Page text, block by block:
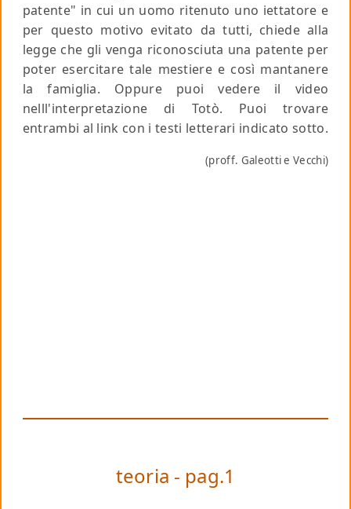
patente" in cui un uomo ritenuto uno iettatore e
per questo motivo evitato da tutti, chiede alla
legge che gli venga riconosciuta una patente per
poter esercitare tale mestiere e così mantanere
la famiglia. Oppure puoi vedere il video
nelll'interpretazione di Totò. Puoi trovare
entrambi al link con i testi letterari indicato sotto.
(proff. Galeotti e Vecchi)
teoria - pag.1